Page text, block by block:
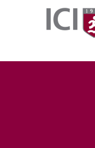
INSTITUCIÓN